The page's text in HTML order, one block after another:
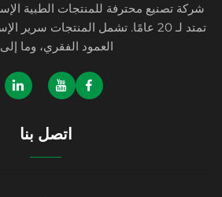
شركة تصنيع محترفة للمنتجات الطبية
تمتد لـ 20 عامًا. تشمل المنتجات
العمود الفقري، وما
اتصل بنا